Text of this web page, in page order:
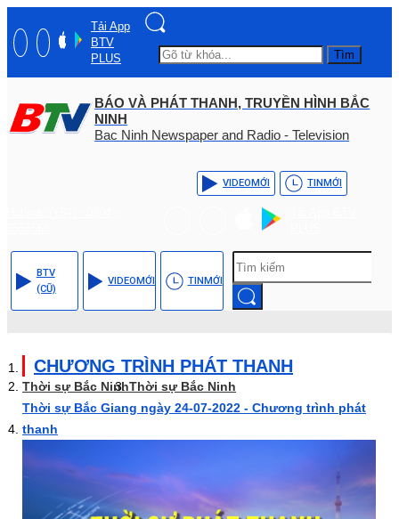
Tải App
BTV
PLUS
Tìm
BÁO VÀ PHÁT THANH, TRUYỀN HÌNH BẮC
NINH
Bac Ninh Newspaper and Radio - Television
VIDEOMỚI TINMỚI
BTV
(CŨ)
VIDEOMỚI TINMỚI
CHƯƠNG TRÌNH PHÁT THANH
Thời sự Bắc NinhThời sự Bắc Ninh
Thời sự Bắc Giang ngày 24-07-2022 - Chương trình phát
thanh